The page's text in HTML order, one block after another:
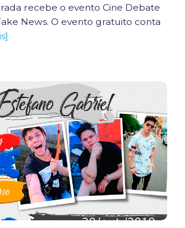
recebe o evento Cine Debate
News. O evento gratuito conta